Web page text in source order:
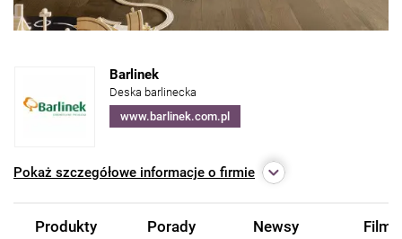
Barlinek
Deska barlinecka
www.barlinek.com.pl
Pokaż szczegółowe informacje o firmie
Produkty Porady Newsy Filmy